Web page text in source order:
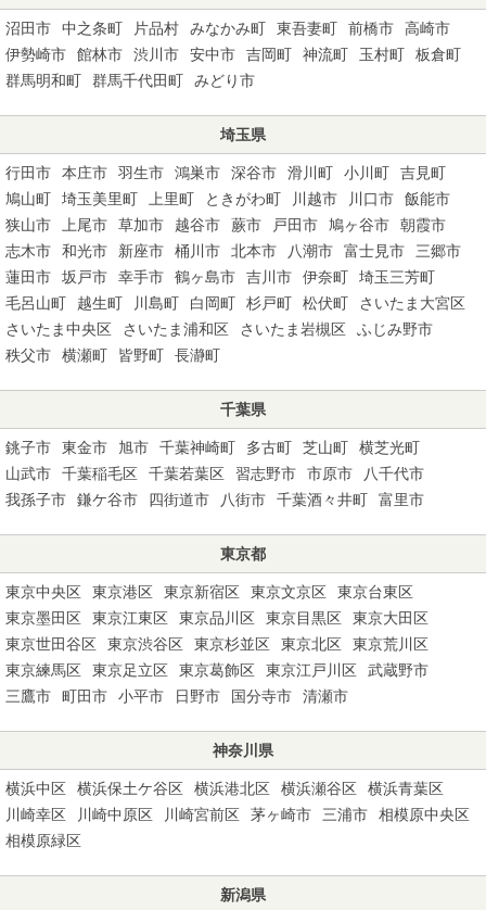
沼田市 中之条町 片品村 みなかみ町 東吾妻町 前橋市
高崎市
伊勢崎市
館林市 渋川市 安中市 吉岡町 神流町 玉村町
板倉町
群馬明和町
群馬千代田町 みどり市
埼玉県
行田市 本庄市 羽生市 鴻巣市 深谷市 滑川町 小川町
吉見町
鳩山町
埼玉美里町 上里町 ときがわ町 川越市 川口市
飯能市
狭山市
上尾市 草加市 越谷市 蕨市 戸田市 鳩ヶ谷市
朝霞市
志木市
和光市 新座市 桶川市 北本市 八潮市 富士見市
三郷市
蓮田市
坂戸市 幸手市 鶴ヶ島市 吉川市 伊奈町
埼玉三芳町
毛呂山町
越生町 川島町 白岡町 杉戸町 松伏町
さいたま大宮区
さいたま中央区
さいたま浦和区 さいたま岩槻区
ふじみ野市
秩父市
横瀬町 皆野町 長瀞町
千葉県
銚子市 東金市 旭市 千葉神崎町 多古町 芝山町
横芝光町
山武市
千葉稲毛区 千葉若葉区 習志野市 市原市
八千代市
我孫子市
鎌ケ谷市 四街道市 八街市 千葉酒々井町 富里市
東京都
東京中央区 東京港区 東京新宿区 東京文京区
東京台東区
東京墨田区
東京江東区 東京品川区 東京目黒区
東京大田区
東京世田谷区
東京渋谷区 東京杉並区 東京北区
東京荒川区
東京練馬区
東京足立区 東京葛飾区 東京江戸川区
武蔵野市
三鷹市
町田市 小平市 日野市 国分寺市 清瀬市
神奈川県
横浜中区 横浜保土ケ谷区 横浜港北区 横浜瀬谷区
横浜青葉区
川崎幸区
川崎中原区 川崎宮前区 茅ヶ崎市 三浦市
相模原中央区
相模原緑区
新潟県